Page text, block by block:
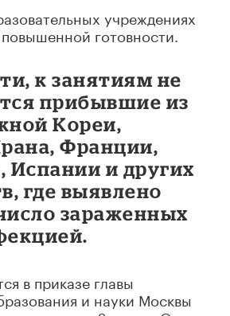
учреждениях
готовности.
к занятиям не
прибывшие из
Кореи,
Франции,
Испании и других
где выявлено
зараженных
в приказе главы
и науки Москвы